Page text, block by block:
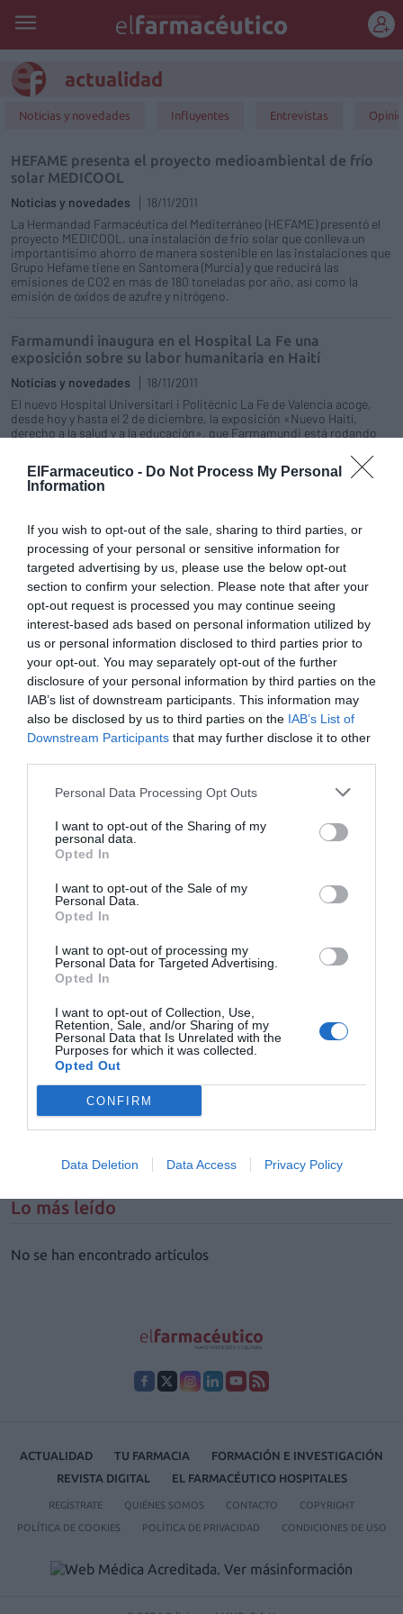
ElFarmaceutico - Do Not Process My Personal
Information
If you wish to opt-out of the sale, sharing to third parties, or
processing of your personal or sensitive information for
targeted advertising by us, please use the below opt-out
section to confirm your selection. Please note that after your
opt-out request is processed you may continue seeing
interest-based ads based on personal information utilized by
us or personal information disclosed to third parties prior to
your opt-out. You may separately opt-out of the further
disclosure of your personal information by third parties on the
IAB’s list of downstream participants. This information may
also be disclosed by us to third parties on the IAB’s List of
Downstream Participants that may further disclose it to other
Personal Data Processing Opt Outs
I want to opt-out of the Sharing of my
personal data.
Opted In
I want to opt-out of the Sale of my
Personal Data.
Opted In
I want to opt-out of processing my
Personal Data for Targeted Advertising.
Opted In
I want to opt-out of Collection, Use,
Retention, Sale, and/or Sharing of my
Personal Data that Is Unrelated with the
Purposes for which it was collected.
Opted Out
CONFIRM
Data Deletion Data Access Privacy Policy
actualidad
Noticias y novedades Influyentes Entrevistas
HEFAME presenta el proyecto medioambiental de frío
solar MEDICOOL
Noticias y novedades
18/11/2011
La Hermandad Farmacéutica del Mediterráneo (HEFAME) presentó el
proyecto MEDICOOL, una instalación de frío solar que conlleva un
importantísimo ahorro de manera sostenible en las instalaciones que
Grupo Hefame tiene en Santomera (Murcia) y que reducirá las
emisiones de CO2 en más de 180 toneladas por año, así como la
emisión de óxidos de azufre y nitrógeno.
Farmamundi inaugura en el Hospital La Fe una
exposición sobre su labor humanitaria en Haití
Noticias y novedades
18/11/2011
El nuevo Hospital Universitari i Politècnic La Fe de Valencia acoge,
desde hoy y hasta el 2 de diciembre, la exposición «Nuevo Haití,
derecho a la salud y a la educación», que Farmamundi está rodando
caribeño desde el paso del terremoto que devastó la isla en enero de
2010.
Noticias y novedades
18/11/2011
El gasto farmacéutico del mes de octubre ha descendido un 3,13%
respecto al mismo mes de 2010, según los datos que ha dado a
conocer el Ministerio de Sanidad, Política Social e Igualdad, que
confirman la tendencia descendente derivada de las medidas
adoptadas por el Gobierno en los últimos meses. Concretamente, el
Sistema Nacional de Salud (SNS) ha registrado un gasto farmacéutico
de 935.466.957 euros en el pasado mes de octubre, lo que sitúa la
variación interanual en el -8,23%.
Grupo Ordesa lanza una nueva web orientada a
potenciar su actividad y sus nuevas áreas de negocio
presente en más de más de 15 países de Europa, Latinoamérica,
Norte de África y Oriente Medio, ha modernizado su página web con el
objetivo de reflejar la dimensión del Grupo a escala nacional e
internacional y de potenciar su actividad en el ámbito de la nutrición,
la investigación y la prestación de servicios para terceros. Para ello ha
creado una plataforma más completa e interactiva, con un nuevo
Tacrolimus MYLAN EFG, nuevo lanzamiento en
Noticias y novedades
18/11/2011
Con la responsabilidad de acercar la salud a todos los colectivos y
genéricos de calidad en el área de trasplantes, Mylan Pharmaceuticals
lanza Tacrolimus MYLAN EFG.
FEDIFAR y Farmamundi apoyan la nueva campaña de
«Pastillas contra el dolor ajeno»
Noticias y novedades 17/11/2011
1 … 1924 192519261927 1928 … 2055
Lo más leído
No se han encontrado artículos
ACTUALIDAD TU FARMACIA
FORMACIÓN E INVESTIGACIÓN
REVISTA DIGITAL
EL FARMACÉUTICO HOSPITALES
REGÍSTRATE QUIÉNES SOMOS CONTACTO COPYRIGHT
POLÍTICA DE COOKIES POLÍTICA DE PRIVACIDAD CONDICIONES DE USO